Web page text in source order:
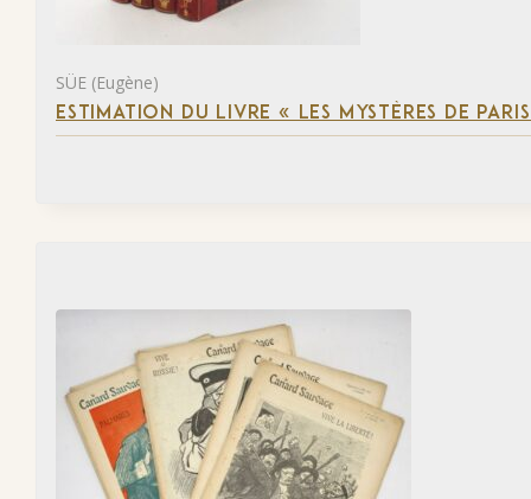
SÜE (Eugène)
ESTIMATION DU LIVRE « LES MYSTÈRES DE